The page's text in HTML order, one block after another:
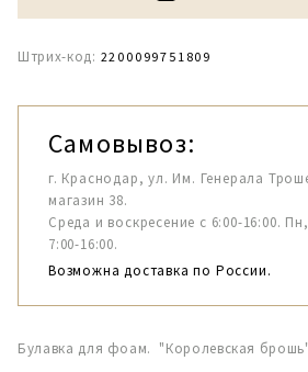
Штрих-код: 2200099751809
Самовывоз:
г. Краснодар, ул. Им. Генерала
магазин 38.
Среда и воскресение с 6:00-16:00.
7:00-16:00.
Возможна доставка по России.
Булавка для фоам. "Королевская